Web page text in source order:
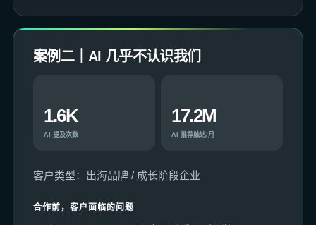
案例二｜AI 几乎不认识我们
1.6K
AI 提及次数
17.2M
AI 推荐触达/月
客户类型：出海品牌 / 成长阶段企业
合作前，客户面临的问题